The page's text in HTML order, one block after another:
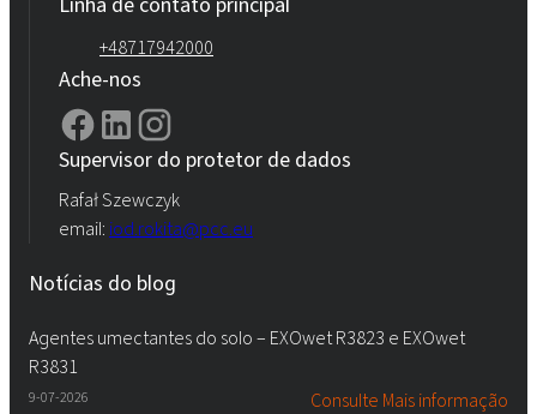
+48717942000
Ache-nos
Supervisor do protetor de dados
Rafał Szewczyk
email: iod.rokita@pcc.eu
Notícias do blog
Agentes umectantes do solo – EXOwet R3823 e EXOwet
R3831
9-07-2026 Consulte Mais informação